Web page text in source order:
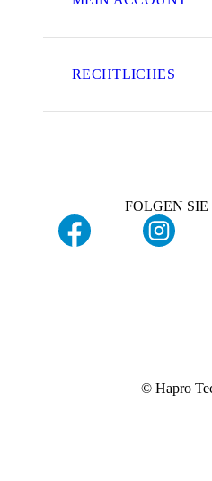
RECHTLICHES
FOLGEN SIE
© Hapro